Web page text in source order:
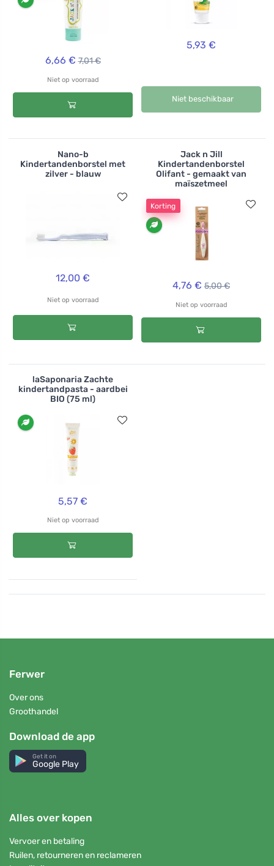
6,66 € 7,01 €
Niet op voorraad
5,93 €
Niet beschikbaar
Nano-b
Kindertandenborstel met
zilver - blauw
12,00 €
Niet op voorraad
Jack n Jill
Kindertandenborstel
Olifant - gemaakt van
maïszetmeel
Korting
4,76 € 5,00 €
Niet op voorraad
laSaponaria Zachte
kindertandpasta - aardbei
BIO (75 ml)
5,57 €
Niet op voorraad
Ferwer
Over ons
Groothandel
Download de app
Get it on
Google Play
Alles over kopen
Vervoer en betaling
Ruilen, retourneren en reclameren